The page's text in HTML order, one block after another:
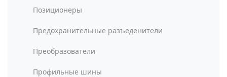
Позиционеры
Предохранительные разъеденители
Преобразователи
Профильные шины